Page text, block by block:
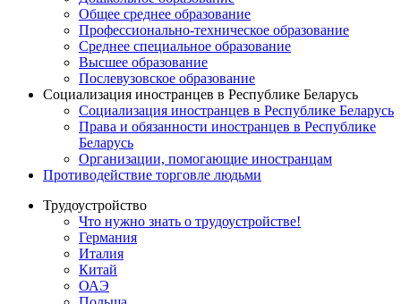
Общее среднее образование
Профессионально-техническое образование
Среднее специальное образование
Высшее образование
Послевузовское образование
Социализация иностранцев в Республике Беларусь
Социализация иностранцев в Республике Беларусь
Права и обязанности иностранцев в Республике
Беларусь
Oрганизации, помогающие иностранцам
Противодействие торговле людьми
Трудоустройство
Что нужно знать о трудоустройстве!
Германия
Италия
Китай
ОАЭ